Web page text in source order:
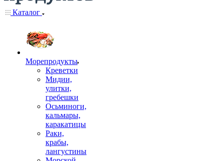
Каталог
Морепродукты
Креветки
Мидии,
улитки,
гребешки
Осьминоги,
кальмары,
каракатицы
Раки,
крабы,
лангустины